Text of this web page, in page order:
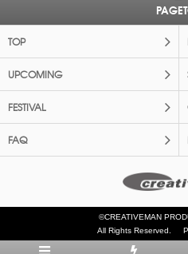
TOP
UPCOMING
FESTIVAL
FAQ
©CREATIVEMAN
All Rights Reserved.